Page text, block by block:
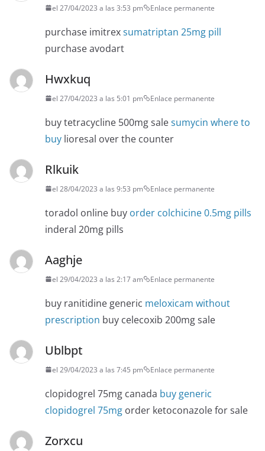
el 27/04/2023 a las 3:53 pm Enlace permanente
purchase imitrexsumatriptan 25mg pill
purchase avodart
Hwxkuq
el 27/04/2023 a las 5:01 pm Enlace permanente
buy tetracycline 500mg salesumycin where to
buy lioresal over the counter
Rlkuik
el 28/04/2023 a las 9:53 pm Enlace permanente
toradol online buy order colchicine 0.5mg pills
inderal 20mg pills
Aaghje
el 29/04/2023 a las 2:17 am Enlace permanente
buy ranitidine generic meloxicam without
prescription buy celecoxib 200mg sale
Ublbpt
el 29/04/2023 a las 7:45 pm Enlace permanente
clopidogrel 75mg canada buy generic
clopidogrel 75mg order ketoconazole for sale
Zorxcu